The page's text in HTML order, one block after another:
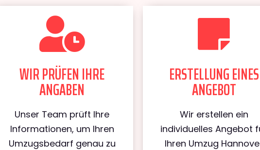
WIR PRÜFEN IHRE
ANGABEN
Unser Team prüft Ihre
Informationen, um Ihren
Umzugsbedarf genau zu
ERSTELLUNG EINES
ANGEBOT
Wir erstellen ein
individuelles Angebot
Ihren Umzug